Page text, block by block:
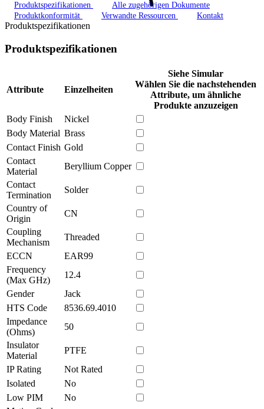
Produktspezifikationen
Alle zugehörigen Dokumente
Produktkonformität
Verwandte Ressourcen Kontakt
Produktspezifikationen
Produktspezifikationen
Attribute Einzelheiten
Siehe Simular
Wählen Sie die nachstehenden
Attribute, um ähnliche
Produkte anzuzeigen
Body Finish
Nickel
Body Material Brass
Contact Finish Gold
Contact
Material
Beryllium Copper
Contact
Termination
Solder
Country of
Origin
CN
Coupling
Mechanism
Threaded
ECCN
EAR99
Frequency
(Max GHz)
12.4
Gender
Jack
HTS Code
8536.69.4010
Impedance
(Ohms)
50
Insulator
Material
PTFE
IP Rating
Not Rated
Isolated
No
Low PIM
No